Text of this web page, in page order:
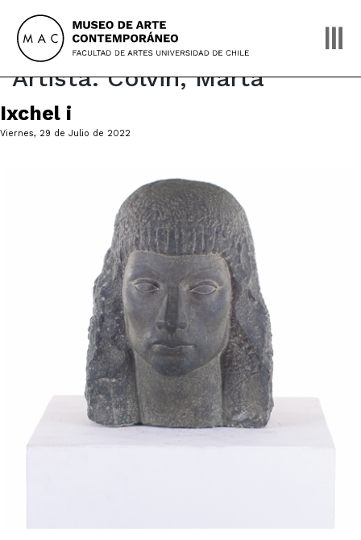
content
Artista:Colvin, Marta
Ixchel i
Viernes, 29 de Julio de 2022